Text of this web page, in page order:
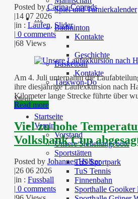
Spiel und Turnierkalender
…
Badminton
Kontakte
Geschichte
Basketball
Kontakte
Taekwon-Do
Menu
Startseite
Verein
Vorstand
Unsere Stellenangebote
Sportstätten
TuS Sportpark
TuS Tennis
Finnenbahn
Sporthalle Gooiker
Posted byCarina Conrads
|14 07 2026
|in : Laufen, Slider
| 0 comments
|68 Views
Am 4. Juli unternahm die
ihre diesjährige Laufexkursion nach
Kilometer lange Strecke führte über
Read more
Viel zu hohe
Volksbank Cup
Posted by Johannes Hölker
|26 06 2026
|in : Fussball
| 0 comments